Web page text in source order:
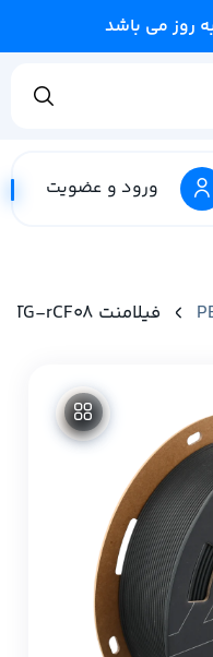
روز می باشد
ورود و عضویت
فیلامنت Fiberon™ PETG-rCF08 برند Polymaker رنگ مشکی